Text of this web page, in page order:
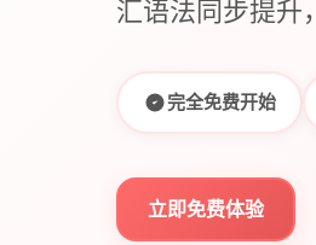
汇语法同步提升
完全免费开始
立即免费体验